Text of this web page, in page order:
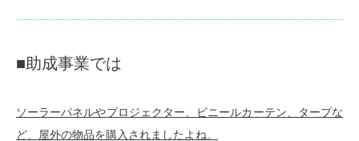
■助成事業では
ソーラーパネルやプロジェクター、ビニールカーテン、タープな
ど、屋外の物品を購入されましたよね。